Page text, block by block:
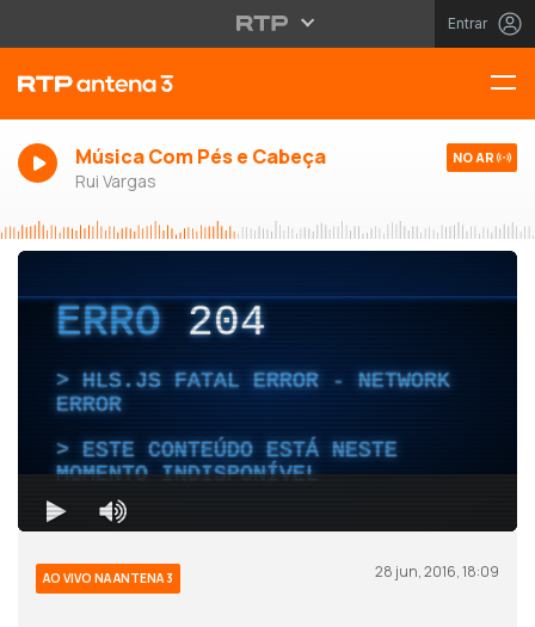
Entrar
Música Com Pés e Cabeça
Rui Vargas
NO AR
AO VIVO NA ANTENA 3 28 jun, 2016, 18:09